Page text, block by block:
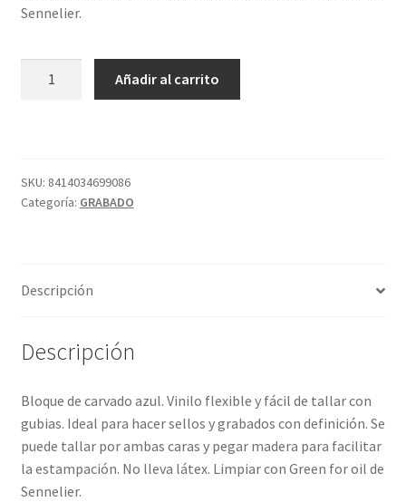
Sennelier.
FACTIS
cantidad
Añadir al carrito
SKU: 8414034699086
Categoría: GRABADO
Descripción
Descripción
Bloque de carvado azul. Vinilo flexible y fácil de tallar con
gubias. Ideal para hacer sellos y grabados con definición. Se
puede tallar por ambas caras y pegar madera para facilitar
la estampación. No lleva látex. Limpiar con Green for oil de
Sennelier.